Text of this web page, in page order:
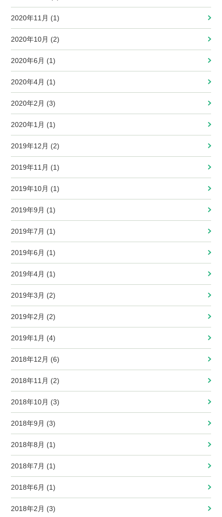
2020年11月 (1)
2020年10月 (2)
2020年6月 (1)
2020年4月 (1)
2020年2月 (3)
2020年1月 (1)
2019年12月 (2)
2019年11月 (1)
2019年10月 (1)
2019年9月 (1)
2019年7月 (1)
2019年6月 (1)
2019年4月 (1)
2019年3月 (2)
2019年2月 (2)
2019年1月 (4)
2018年12月 (6)
2018年11月 (2)
2018年10月 (3)
2018年9月 (3)
2018年8月 (1)
2018年7月 (1)
2018年6月 (1)
2018年2月 (3)